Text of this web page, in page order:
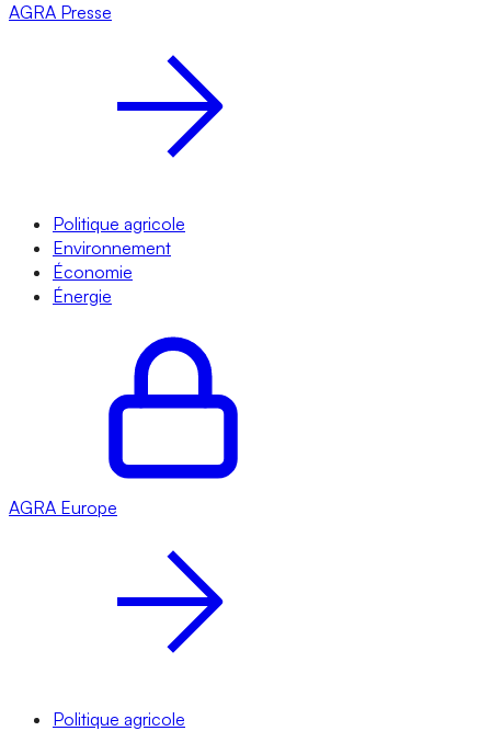
AGRA Presse
Politique agricole
Environnement
Économie
Énergie
AGRA Europe
Politique agricole